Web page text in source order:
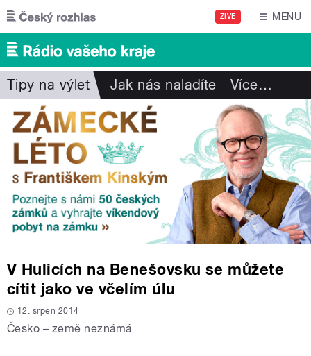
Přejít k hlavnímu obsahu
ŽIVĚ MENU
Tipy na výlet Jak nás naladíte Více…
V Hulicích na Benešovsku se můžete
cítit jako ve včelím úlu
12. srpen 2014
Česko – země neznámá